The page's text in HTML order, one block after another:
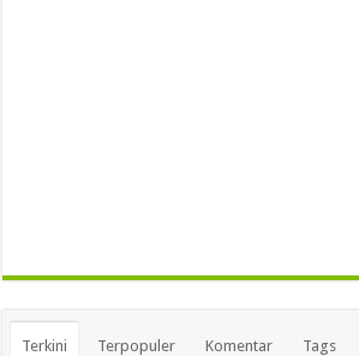
Terkini Terpopuler Komentar Tags